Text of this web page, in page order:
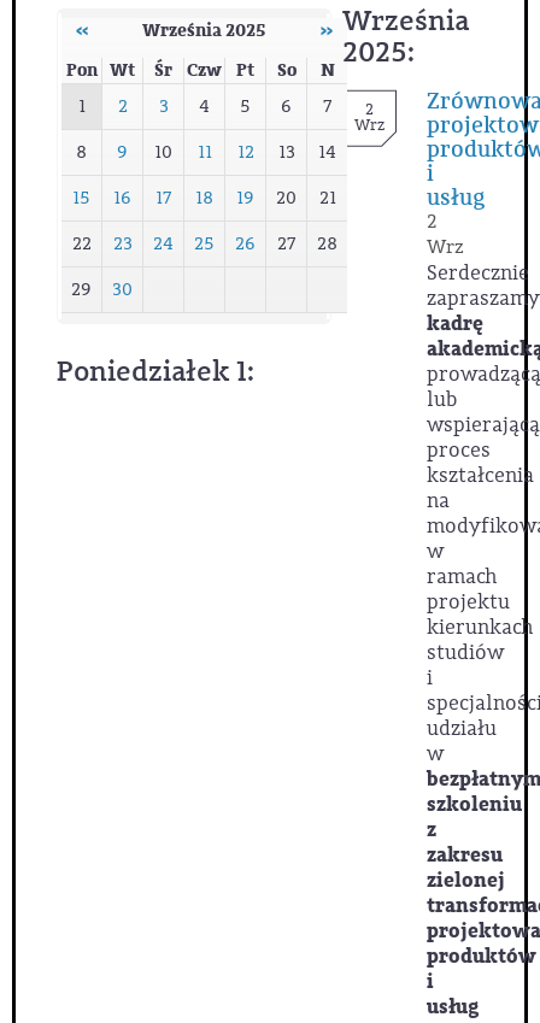
‹‹ Września 2025
››
Pon Wt Śr Czw Pt So N
1 2 3 4 5 6
7
8
9 10 11 12 13
14
15
16 17 18 19 20
21
22
23 24 25 26 27
28
29
30
Poniedziałek 1:
Września
2025:
2
Wrz
i
usług
2
Wrz
Serdecznie
zapraszamy
kadrę
prowadzącą
lub
wspierającą
proces
kształcenia
na
w
ramach
projektu
kierunkach
studiów
i
udziału
w
bezpłatnym
szkoleniu
z
zakresu
zielonej
produktów
i
usług